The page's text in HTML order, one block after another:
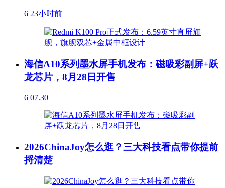
6 23小时前
海信A10系列墨水屏手机发布：磁吸彩副屏+跃
龙芯片，8月28日开售
6 07.30
2026ChinaJoy怎么逛？三大科技看点带你提前
捋清楚